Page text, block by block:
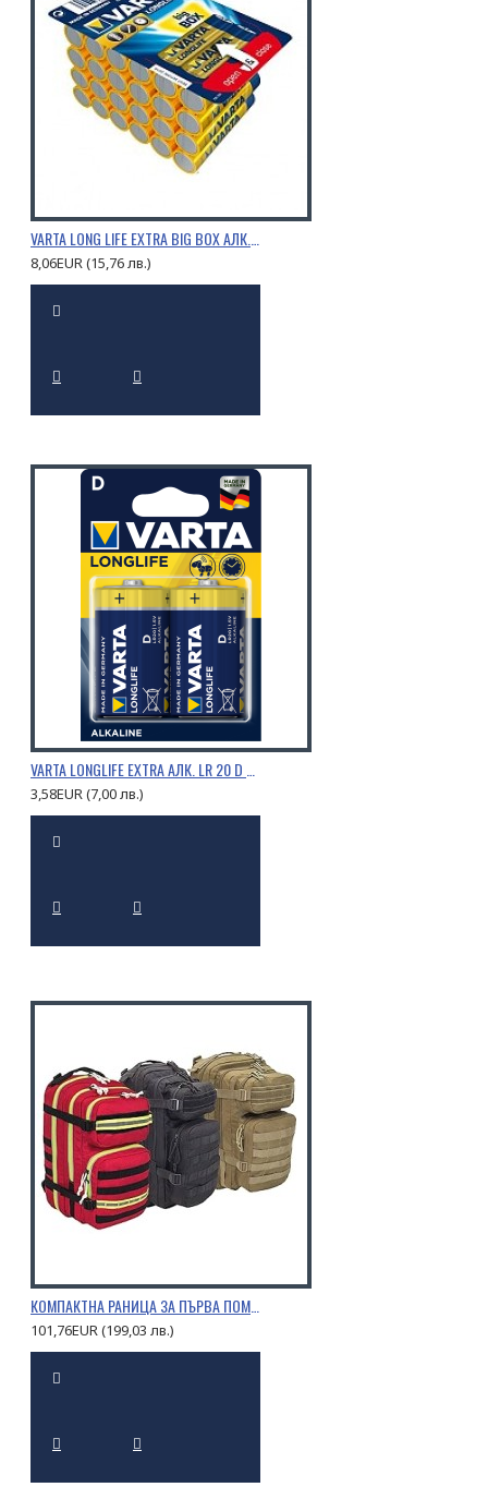
VARTA LONG LIFE EXTRA BIG BOX АЛК. LR 6 AA 24 БР.
8,06EUR (15,76 лв.)
VARTA LONGLIFE EXTRA АЛК. LR 20 D 2 БР.
3,58EUR (7,00 лв.)
КОМПАКТНА РАНИЦА ЗА ПЪРВА ПОМОЩ C2 BAG MOLLE
101,76EUR (199,03 лв.)